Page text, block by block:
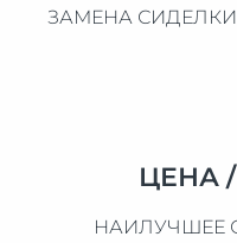
ЗАМЕНА
ЦЕНА
НАИЛУЧШЕЕ